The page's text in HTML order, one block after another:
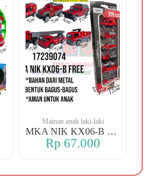
Mainan anak laki-laki
MKA NIK KX06-B FREE
Rp 67.000